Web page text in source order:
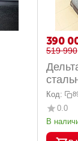
390
519 990
Код:
0.0
В